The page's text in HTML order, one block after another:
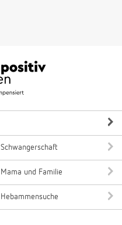
Schwangerschaft
Mama und Familie
Hebammensuche